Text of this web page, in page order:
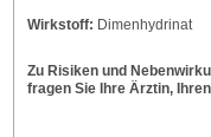
Wirkstoff: Dimenhydrinat
Zu Risiken und
fragen Sie Ihre Ärztin,